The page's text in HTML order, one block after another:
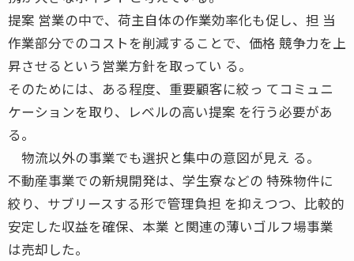
提案 営業の中で、荷主自体の作業効率化も促し、担 当
作業部分でのコストを削減することで、価格 競争力を上
昇させるという営業方針を取ってい る。
そのためには、ある程度、重要顧客に絞っ てコミュニ
ケーションを取り、レベルの高い提案 を行う必要があ
る。
物流以外の事業でも選択と集中の意図が見え る。
不動産事業での新規開発は、学生寮などの 特殊物件に
絞り、サブリースする形で管理負担 を抑えつつ、比較的
安定した収益を確保、本業 と関連の薄いゴルフ場事業
は売却した。